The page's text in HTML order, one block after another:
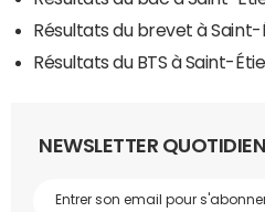
Résultats du brevet à
Résultats du BTS à Saint-
NEWSLETTER